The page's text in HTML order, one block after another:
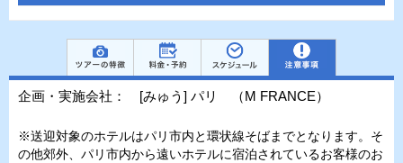
企画・実施会社： [みゅう] パリ （M FRANCE）
※送迎対象のホテルはパリ市内と環状線そばまでとなります。そ
の他郊外、パリ市内から遠いホテルに宿泊されているお客様のお